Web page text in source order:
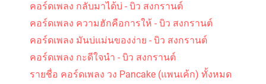
คอร์ดเพลง กลับมาได้บ่ - บิว สงกรานต์
คอร์ดเพลง ความฮักคือการให้ - บิว สงกรานต์
คอร์ดเพลง มันบ่แม่นของง่าย - บิว สงกรานต์
คอร์ดเพลง กะดีใจนำ - บิว สงกรานต์
รายชื่อ คอร์ดเพลง วง Pancake (แพนเค้ก) ทั้งหมด